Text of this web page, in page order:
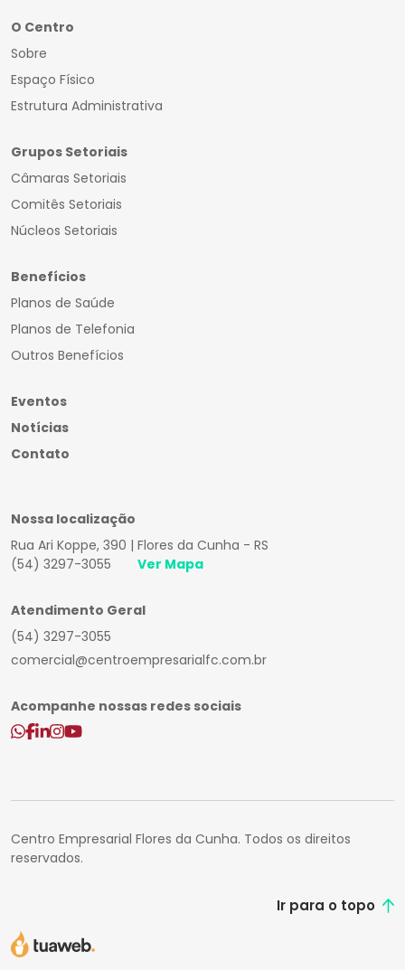
O Centro
Sobre
Espaço Físico
Estrutura Administrativa
Grupos Setoriais
Câmaras Setoriais
Comitês Setoriais
Núcleos Setoriais
Benefícios
Planos de Saúde
Planos de Telefonia
Outros Benefícios
Eventos
Notícias
Contato
Nossa localização
Rua Ari Koppe, 390 | Flores da Cunha - RS
(54) 3297-3055
Ver Mapa
Atendimento Geral
(54) 3297-3055
comercial@centroempresarialfc.com.br
Acompanhe nossas redes sociais
Centro Empresarial Flores da Cunha. Todos os direitos
reservados.
Ir para o topo